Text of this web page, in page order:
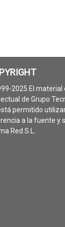
2025 El material
de Grupo
permitido
a la fuente y
Red S.L.